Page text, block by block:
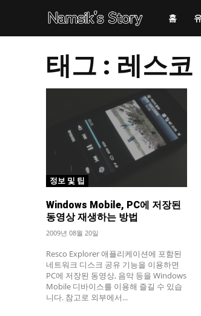
홈
태그 : 레스코
정보 및 팁
Windows Mobile, PC에 저장된
동영상 재생하는 방법
2009년 08월 20일
Resco Explorer 애플리케이션에 포함된
네트워크 디스크 공유 기능을 이용하면
PC에 저장된 동영상, 음악 등을 Windows
Mobile 디바이스를 이용해 즐길 수 있습
니다. 참고로 외부에서...